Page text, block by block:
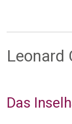
Leonard
Das